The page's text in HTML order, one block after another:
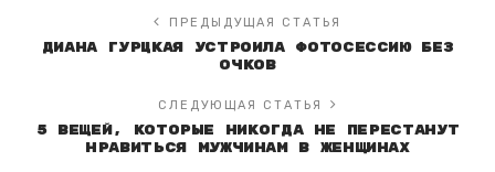
ПРЕДЫДУЩАЯ СТАТЬЯ
Диана Гурцкая устроила фотосессию без
очков
СЛЕДУЮЩАЯ СТАТЬЯ
5 вещей, которые никогда не перестанут
нравиться мужчинам в женщинах